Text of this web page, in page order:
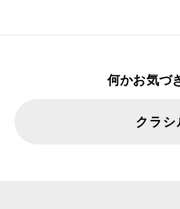
何かお気づ
クラシ